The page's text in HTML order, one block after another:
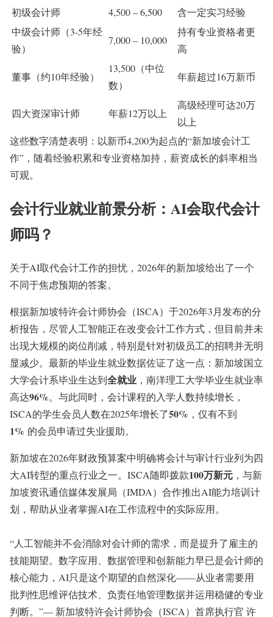
初级会计师
4,500 – 6,500
含一定实习经验
中级会计师（3-5年经
验）
7,000 – 10,000
持有专业资格者更
高
董事（约10年经验）
13,500（中位
数）
年薪超过16万新币
四大资深审计师 年薪12万以上
高级经理可达20万
以上
这些数字清楚表明：以新币4,200为起点的“新加坡会计工
作”，随着经验积累和专业资格加持，薪资成长的斜率相当
可观。
会计行业就业前景分析：AI会取代会计
师吗？
关于AI取代会计工作的担忧，2026年的新加坡给出了一个
不同于焦虑预期的答案。
根据新加坡特许会计师协会（ISCA）于2026年3月发布的分
析报告，尽管人工智能正在改变会计工作方式，但目前并未
出现大规模的岗位削减，特别是针对初级员工的招聘并无明
显减少。最新的毕业生就业数据佐证了这一点：新加坡国立
大学会计系毕业生达到全就业 ，南洋理工大学毕业生就业率
高达96%。与此同时，会计课程的入学人数持续增长，
ISCA的学生会员人数在2025年增长了50% ，仅有不到
1% 的会员申请过失业援助。
新加坡在2026年财政预算案中明确将会计与审计行业列为四
大AI转型的重点行业之一。ISCA随即拨款100万新元 ，与新
加坡资讯通信媒体发展局（IMDA）合作推出AI能力培训计
划，帮助从业者掌握AI在工作流程中的实际应用。
“人工智能并不会消除对会计师的需求，而是提升了雇主的
技能期望。数字应用、数据管理和创新能力早已是会计师的
核心能力，AI只是这个期望的自然深化——从业者需要用
批判性思维评估技术、负责任地管理数据并运用稳健的专业
判断。”— 新加坡特许会计师协会（ISCA）首席执行官 许